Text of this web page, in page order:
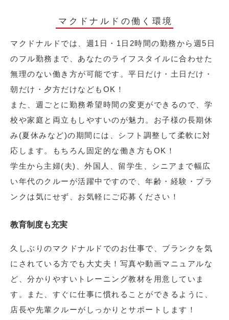
マクドナルドの働く環境
マクドナルドでは、週1日・1日2時間の勤務から週5日
のフル勤務まで、あなたのライフスタイルに合わせた
無理のない働き方が可能です。平日だけ・土日だけ・
朝だけ・夕方だけなどもOK！
また、週ごとに勤務希望時間の変更ができるので、学
校や家庭と両立もしやすいのが魅力。お子様の長期休
み(夏休みなど)の期間には、シフト調整して柔軟に対
応します。もちろん固定的な働き方もOK！
学生から主婦(夫)、外国人、留学生、シニアまで幅広
い年代のクルーが活躍中ですので、年齢・経験・ブラ
ンクは気にせず、お気軽にご応募ください！
教育制度も充実
久しぶりのマクドナルドでのお仕事で、ブランクを気
にされている方でも大丈夫！写真や動画マニュアルな
ど、分かりやすいトレーニング教材を用意していま
す。また、すぐに仕事に慣れることができるように、
店長や先輩クルーがしっかりとサポートします！